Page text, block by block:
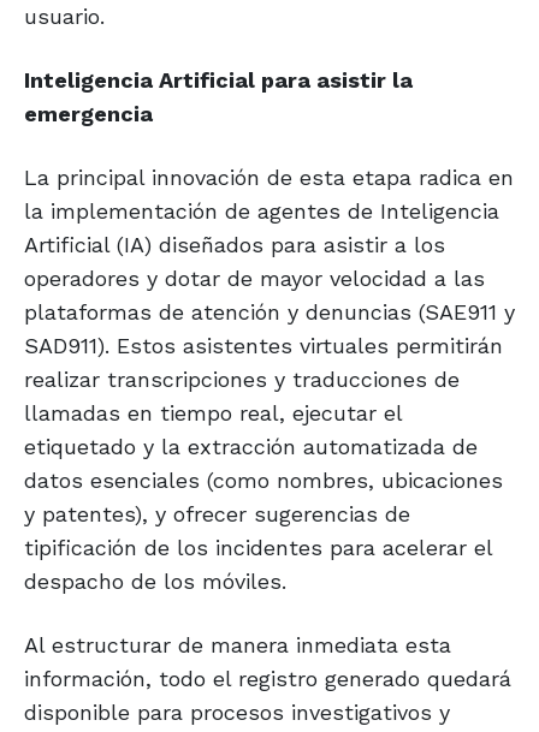
usuario.
Inteligencia Artificial para asistir la
emergencia
La principal innovación de esta etapa radica en
la implementación de agentes de Inteligencia
Artificial (IA) diseñados para asistir a los
operadores y dotar de mayor velocidad a las
plataformas de atención y denuncias (SAE911 y
SAD911). Estos asistentes virtuales permitirán
realizar transcripciones y traducciones de
llamadas en tiempo real, ejecutar el
etiquetado y la extracción automatizada de
datos esenciales (como nombres, ubicaciones
y patentes), y ofrecer sugerencias de
tipificación de los incidentes para acelerar el
despacho de los móviles.
Al estructurar de manera inmediata esta
información, todo el registro generado quedará
disponible para procesos investigativos y